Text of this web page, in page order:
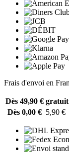
Frais d'envoi en
Dès 49,90 € gratuit
Dès 0,00 € 5,90 €